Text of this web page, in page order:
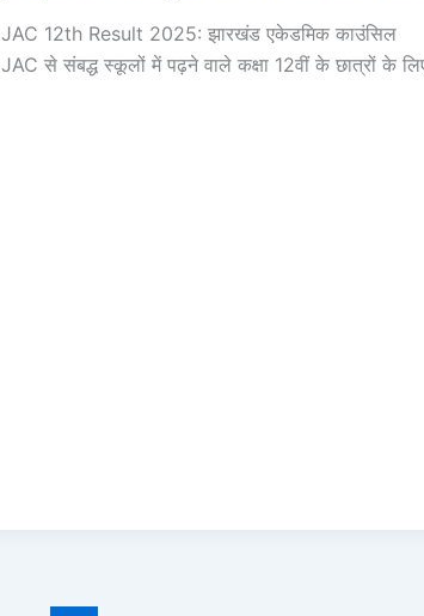
JAC 12th Result 2025: झारखंड एकेडमिक काउंसिल
JAC से संबद्ध स्कूलों में पढ़ने वाले कक्षा 12वीं के छात्रों के